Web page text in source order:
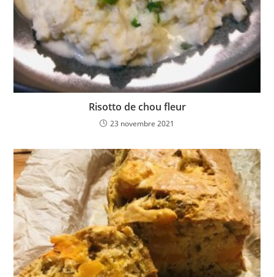
Risotto de chou fleur
23 novembre 2021